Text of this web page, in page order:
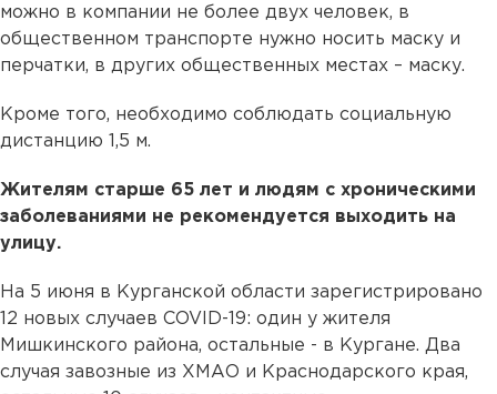
можно в компании не более двух человек, в
общественном транспорте нужно носить маску и
перчатки, в других общественных местах – маску.
Кроме того, необходимо соблюдать социальную
дистанцию 1,5 м.
Жителям старше 65 лет и людям с хроническими
заболеваниями не рекомендуется выходить на
улицу.
На 5 июня в Курганской области зарегистрировано
12 новых случаев COVID-19: один у жителя
Мишкинского района, остальные - в Кургане. Два
случая завозные из ХМАО и Краснодарского края,